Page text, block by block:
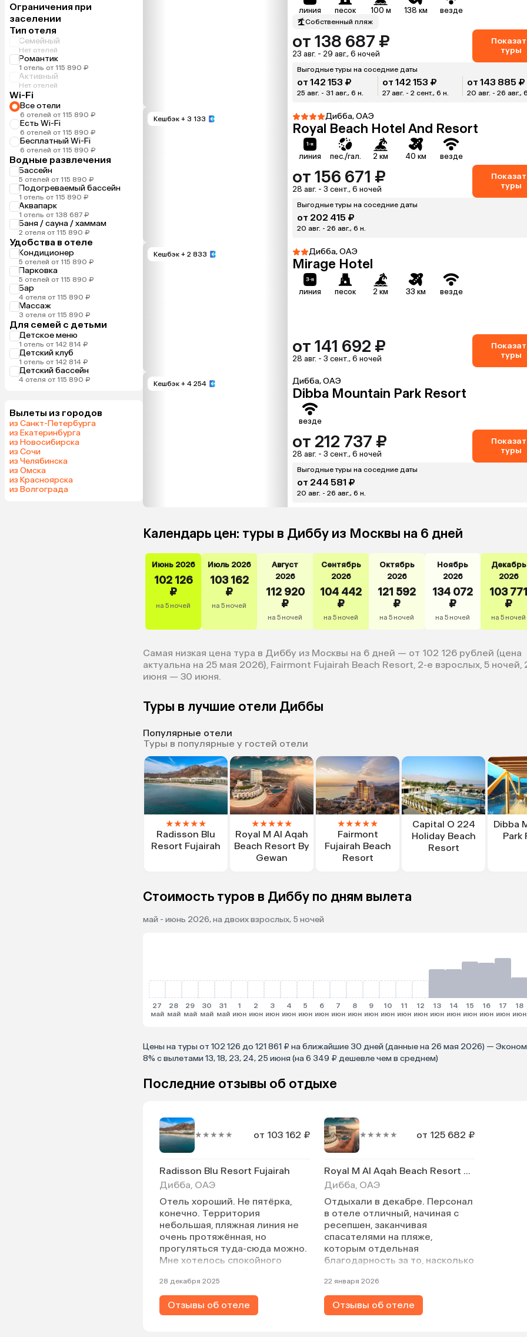
Ограничения при
заселении
Тип отеля
Семейный
Нет отелей
Романтик
1 отель от 115 890 ₽
Активный
Нет отелей
Wi-Fi
Все отели
6 отелей от 115 890 ₽
Есть Wi-Fi
6 отелей от 115 890 ₽
Бесплатный Wi-Fi
6 отелей от 115 890 ₽
Водные развлечения
Бассейн
5 отелей от 115 890 ₽
Подогреваемый бассейн
1 отель от 115 890 ₽
Аквапарк
1 отель от 138 687 ₽
Баня / сауна / хаммам
2 отеля от 115 890 ₽
Удобства в отеле
Кондиционер
5 отелей от 115 890 ₽
Парковка
5 отелей от 115 890 ₽
Бар
4 отеля от 115 890 ₽
Массаж
3 отеля от 115 890 ₽
Для семей с детьми
Детское меню
1 отель от 142 814 ₽
Детский клуб
1 отель от 142 814 ₽
Детский бассейн
4 отеля от 115 890 ₽
Вылеты из городов
из Санкт-Петербурга
из Екатеринбурга
из Новосибирска
из Сочи
из Челябинска
из Омска
из Красноярска
из Волгограда
линия песок 100 м 138 км везде
Собственный пляж
от 138 687 ₽
23 авг. - 29 авг., 6 ночей
туры
Выгодные туры на соседние даты
от 142 153 ₽
25 авг. - 31 авг., 6 н.
от 142 153 ₽
27 авг. - 2 сент., 6 н.
от 143 885 ₽
20 авг. - 26 авг.,
Кешбэк + 3 133 Дибба, ОАЭ
Royal Beach Hotel And Resort
линия пес./гал. 2 км 40 км везде
от 156 671 ₽
28 авг. - 3 сент., 6 ночей
туры
Выгодные туры на соседние даты
от 202 415 ₽
20 авг. - 26 авг., 6 н.
Кешбэк + 2 833 Дибба, ОАЭ
Mirage Hotel
линия песок 2 км 33 км везде
от 141 692 ₽
28 авг. - 3 сент., 6 ночей
туры
Кешбэк + 4 254 Дибба, ОАЭ
Dibba Mountain Park Resort
везде
от 212 737 ₽
28 авг. - 3 сент., 6 ночей
туры
Выгодные туры на соседние даты
от 244 581 ₽
20 авг. - 26 авг., 6 н.
Календарь цен: туры в Диббу из Москвы на 6 дней
Июнь 2026
102 126
₽
на 5 ночей
Июль 2026
103 162
₽
на 5 ночей
Август
2026
112 920
₽
на 5 ночей
Сентябрь
2026
104 442
₽
на 5 ночей
Октябрь
2026
121 592
₽
на 5 ночей
Ноябрь
2026
134 072
₽
на 5 ночей
Декабрь
2026
103 771
₽
на 5 ночей
Самая низкая цена тура в Диббу из Москвы на 6 дней — от 102 126 рублей (цена
актуальна на 25 мая 2026), Fairmont Fujairah Beach Resort, 2-е взрослых, 5 ночей,
июня — 30 июня.
Туры в лучшие отели Диббы
Популярные отели
Туры в популярные у гостей отели
★★★★★
Radisson Blu
Resort Fujairah
★★★★★
Royal M Al Aqah
Beach Resort By
Gewan
★★★★★
Fairmont
Fujairah Beach
Resort
Capital O 224
Holiday Beach
Resort
Dibba
Park
Стоимость туров в Диббу по дням вылета
май - июнь 2026, на двоих взрослых, 5 ночей
27
май
28
май
29
май
30
май
31
май
1
июн
2
июн
3
июн
4
июн
5
июн
6
июн
7
июн
8
июн
9
июн
10
июн
11
июн
12
июн
13
июн
14
июн
15
июн
16
июн
17
июн
18
июн
Цены на туры от 102 126 до 121 861 ₽ на ближайшие 30 дней (данные на 26 мая 2026) —
8% с вылетами 13, 18, 23, 24, 25 июня (на 6 349 ₽ дешевле чем в среднем)
Последние отзывы об отдыхе
★★★★★ от 103 162 ₽
Radisson Blu Resort Fujairah
Дибба, ОАЭ
Отель хороший. Не пятёрка,
конечно. Территория
небольшая, пляжная линия не
очень протяжённая, но
прогуляться туда-сюда можно.
Мне хотелось спокойного
Для этого отель подходит,
находится далеко от Дубая.
Море чистейшее, пляж
28 декабря 2025
Отзывы об отеле
★★★★★ от 125 682 ₽
Royal M Al Aqah Beach Resort By Gewan
Дибба, ОАЭ
Отдыхали в декабре. Персонал
в отеле отличный, начиная с
ресепшен, заканчивая
спасателями на пляже,
которым отдельная
благодарность за то, насколько
купающимися гостями в море и
за малышами в детском
бассейне. Питание хорошее.
22 января 2026
Отзывы об отеле